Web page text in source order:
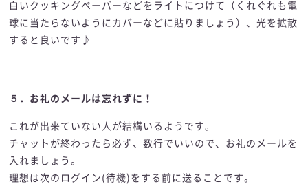
白いクッキングペーパーなどをライトにつけて（くれぐれも電
球に当たらないようにカバーなどに貼りましょう）、光を拡散
すると良いです♪
５．お礼のメールは忘れずに！
これが出来ていない人が結構いるようです。
チャットが終わったら必ず、数行でいいので、お礼のメールを
入れましょう。
理想は次のログイン(待機)をする前に送ることです。